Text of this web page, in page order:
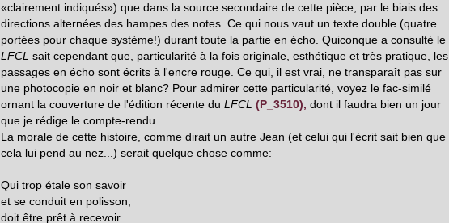
«clairement indiqués») que dans la source secondaire de cette pièce, par le biais des
directions alternées des hampes des notes. Ce qui nous vaut un texte double (quatre
portées pour chaque système!) durant toute la partie en écho. Quiconque a consulté le
LFCL sait cependant que, particularité à la fois originale, esthétique et très pratique, les
passages en écho sont écrits à l'encre rouge. Ce qui, il est vrai, ne transparaît pas sur
une photocopie en noir et blanc? Pour admirer cette particularité, voyez le fac-similé
ornant la couverture de l'édition récente du LFCL (P_3510), dont il faudra bien un jour
que je rédige le compte-rendu...
La morale de cette histoire, comme dirait un autre Jean (et celui qui l'écrit sait bien que
cela lui pend au nez...) serait quelque chose comme:
Qui trop étale son savoir
et se conduit en polisson,
doit être prêt à recevoir